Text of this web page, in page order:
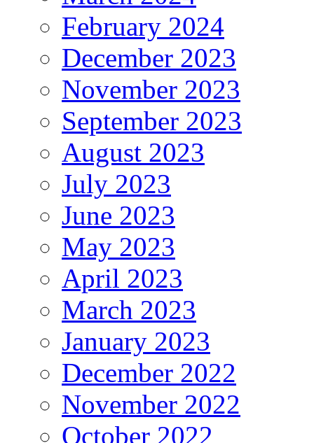
February 2024
December 2023
November 2023
September 2023
August 2023
July 2023
June 2023
May 2023
April 2023
March 2023
January 2023
December 2022
November 2022
October 2022